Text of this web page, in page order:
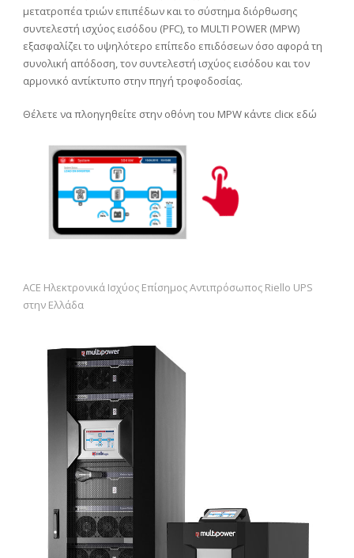
μετατροπέα τριών επιπέδων και το σύστημα διόρθωσης
συντελεστή ισχύος εισόδου (PFC), το MULTI POWER (MPW)
εξασφαλίζει το υψηλότερο επίπεδο επιδόσεων όσο αφορά τη
συνολική απόδοση, τον συντελεστή ισχύος εισόδου και τον
αρμονικό αντίκτυπο στην πηγή τροφοδοσίας.
Θέλετε να πλοηγηθείτε στην οθόνη του MPW κάντε clicκ εδώ
ACE Ηλεκτρονικά Ισχύος Επίσημος Αντιπρόσωπος Riello UPS
στην Ελλάδα